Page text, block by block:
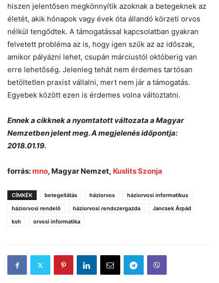
hiszen jelentősen megkönnyítik azoknak a betegeknek az
életét, akik hónapok vagy évek óta állandó körzeti orvos
nélkül tengődtek. A támogatással kapcsolatban gyakran
felvetett probléma az is, hogy igen szűk az az időszak,
amikor pályázni lehet, csupán márciustól októberig van
erre lehetőség. Jelenleg tehát nem érdemes tartósan
betöltetlen praxist vállalni, mert nem jár a támogatás.
Egyebek között ezen is érdemes volna változtatni.
Ennek a cikknek a nyomtatott változata a Magyar
Nemzetben jelent meg. A megjelenés időpontja:
2018.01.19.
forrás: mno, Magyar Nemzet, Kuslits Szonja
CÍMKÉK betegellátás háziorvos
háziorvosi informatikus
háziorvosi rendelő
háziorvosi rendszergazda
Jancsek Árpád
ksh
orvosi informatika